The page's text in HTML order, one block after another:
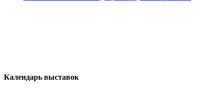
Календарь выставок